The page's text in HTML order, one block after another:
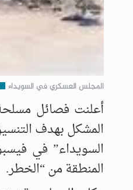
المجلس العسكري في السويداء
أعلنت فصائل
المشكل بهدف
السويداء” في
المنطقة من “الخطر.